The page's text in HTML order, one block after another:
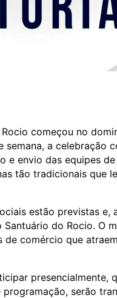
começou no
a celebração
envio das equipes
tão tradicionais que
estão previstas e,
do Rocio. O
comércio que
presencialmente,
serão